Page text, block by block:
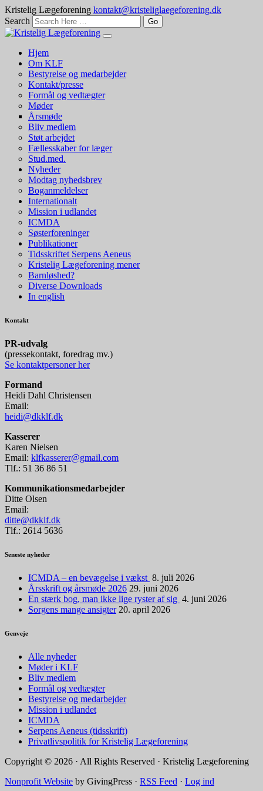
Kristelig Lægeforening kontakt@kristeliglaegeforening.dk
Search
Hjem
Om KLF
Bestyrelse og medarbejder
Kontakt/presse
Formål og vedtægter
Møder
Årsmøde
Bliv medlem
Støt arbejdet
Fællesskaber for læger
Stud.med.
Nyheder
Modtag nyhedsbrev
Boganmeldelser
Internationalt
Mission i udlandet
ICMDA
Søsterforeninger
Publikationer
Tidsskriftet Serpens Aeneus
Kristelig Lægeforening mener
Barnløshed?
Diverse Downloads
In english
Kontakt
PR-udvalg
(pressekontakt, foredrag mv.)
Se kontaktpersoner her
Formand
Heidi Dahl Christensen
Email:
heidi@dkklf.dk
Kasserer
Karen Nielsen
Email: klfkasserer@gmail.com
Tlf.: 51 36 86 51
Kommunikationsmedarbejder
Ditte Olsen
Email:
ditte@dkklf.dk
Tlf.: 2614 5636
Seneste nyheder
ICMDA – en bevægelse i vækst 8. juli 2026
Årsskrift og årsmøde 2026 29. juni 2026
En stærk bog, man ikke lige ryster af sig 4. juni 2026
Sorgens mange ansigter 20. april 2026
Genveje
Alle nyheder
Møder i KLF
Bliv medlem
Formål og vedtægter
Bestyrelse og medarbejder
Mission i udlandet
ICMDA
Serpens Aeneus (tidsskrift)
Privatlivspolitik for Kristelig Lægeforening
Copyright © 2026 · All Rights Reserved · Kristelig Lægeforening
Nonprofit Website by GivingPress · RSS Feed · Log ind